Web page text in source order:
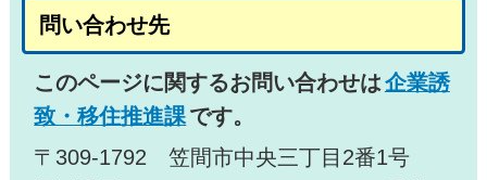
問い合わせ先
このページに関するお問い合わせは企業誘
致・移住推進課です。
〒309-1792 笠間市中央三丁目2番1号